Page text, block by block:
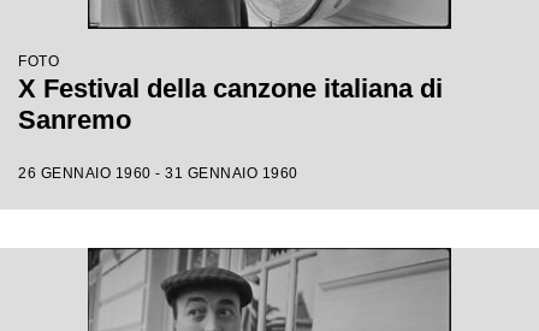
FOTO
X Festival della canzone italiana di
Sanremo
26 GENNAIO 1960 - 31 GENNAIO 1960